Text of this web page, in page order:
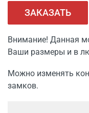
ЗАКАЗАТЬ
Внимание! Данная
Ваши размеры и в
Можно изменять
замков.